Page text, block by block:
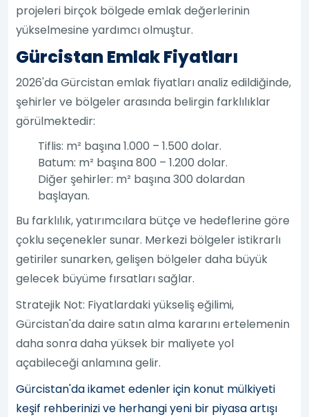
projeleri birçok bölgede emlak değerlerinin
yükselmesine yardımcı olmuştur.
Gürcistan Emlak Fiyatları
2026'da Gürcistan emlak fiyatları analiz edildiğinde,
şehirler ve bölgeler arasında belirgin farklılıklar
görülmektedir:
Tiflis: m² başına 1.000 – 1.500 dolar.
Batum: m² başına 800 – 1.200 dolar.
Diğer şehirler: m² başına 300 dolardan
başlayan.
Bu farklılık, yatırımcılara bütçe ve hedeflerine göre
çoklu seçenekler sunar. Merkezi bölgeler istikrarlı
getiriler sunarken, gelişen bölgeler daha büyük
gelecek büyüme fırsatları sağlar.
Stratejik Not: Fiyatlardaki yükseliş eğilimi,
Gürcistan'da daire satın alma kararını ertelemenin
daha sonra daha yüksek bir maliyete yol
açabileceği anlamına gelir.
Gürcistan'da ikamet edenler için konut mülkiyeti
keşif rehberinizi ve herhangi yeni bir piyasa artışı